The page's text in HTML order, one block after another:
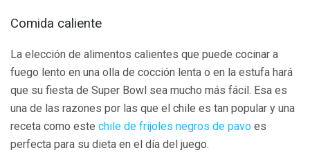
Comida caliente
La elección de alimentos calientes que puede cocinar a
fuego lento en una olla de cocción lenta o en la estufa hará
que su fiesta de Super Bowl sea mucho más fácil. Esa es
una de las razones por las que el chile es tan popular y una
receta como este chile de frijoles negros de pavo es
perfecta para su dieta en el día del juego.